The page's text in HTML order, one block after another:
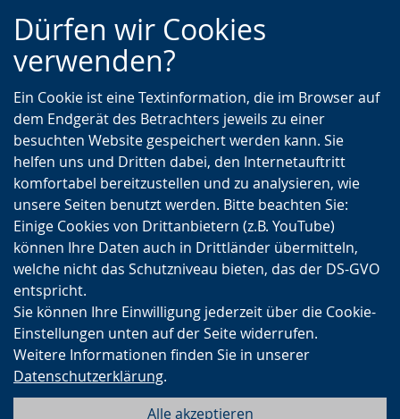
Zur
Hauptnavigation
Zur
Seitennavigation
Zum
Inhalt
Dürfen wir Cookies
verwenden?
Ein Cookie ist eine Textinformation, die im Browser auf
dem Endgerät des Betrachters jeweils zu einer
besuchten Website gespeichert werden kann. Sie
helfen uns und Dritten dabei, den Internetauftritt
komfortabel bereitzustellen und zu analysieren, wie
unsere Seiten benutzt werden. Bitte beachten Sie:
Einige Cookies von Drittanbietern (z.B. YouTube)
können Ihre Daten auch in Drittländer übermitteln,
welche nicht das Schutzniveau bieten, das der DS-GVO
entspricht.
Sie können Ihre Einwilligung jederzeit über die Cookie-
Einstellungen unten auf der Seite widerrufen.
Weitere Informationen finden Sie in unserer
Datenschutzerklärung.
Alle akzeptieren